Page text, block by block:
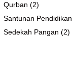
Qurban (2)
Santunan Pendidikan
Sedekah Pangan (2)